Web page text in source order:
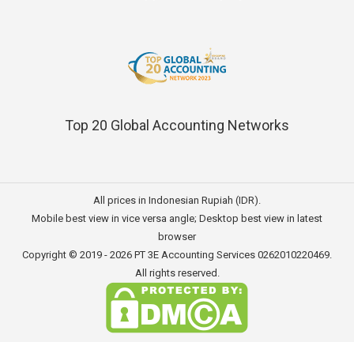
Top 20 Global Accounting Networks
All prices in Indonesian Rupiah (IDR).
Mobile best view in vice versa angle; Desktop best view in latest
browser
Copyright © 2019 - 2026 PT 3E Accounting Services 0262010220469.
All rights reserved.